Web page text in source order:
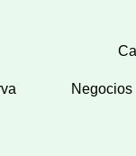
Negocios